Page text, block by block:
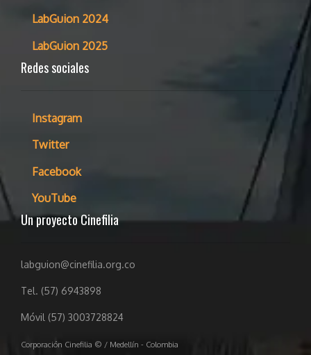
LabGuion 2024
LabGuion 2025
Redes sociales
Instagram
Twitter
Facebook
YouTube
Un proyecto Cinefilia
labguion@cinefilia.org.co
Tel. (57) 6943898
Móvil (57) 3003728824
Corporación Cinefilia © / Medellín - Colombia